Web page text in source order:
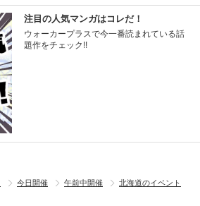
注目の人気マンガはコレだ！
ウォーカープラスで今一番読まれている話
題作をチェック!!
今日開催 午前中開催
北海道のイベント